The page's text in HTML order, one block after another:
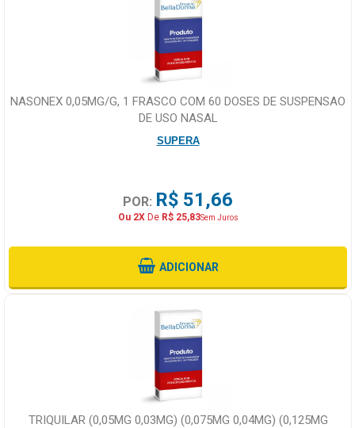
NASONEX 0,05MG/G, 1 FRASCO COM 60 DOSES DE SUSPENSAO
DE USO NASAL
SUPERA
POR: R$ 51,66
Ou 2XDe R$ 25,83Sem Juros
ADICIONAR
TRIQUILAR (0,05MG 0,03MG) (0,075MG 0,04MG) (0,125MG